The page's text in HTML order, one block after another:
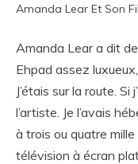
Amanda Lear Et Son
Amanda Lear a dit de
Ehpad assez
J’étais sur la route. Si
l’artiste. Je l’avais
à trois ou quatre
télévision à écran